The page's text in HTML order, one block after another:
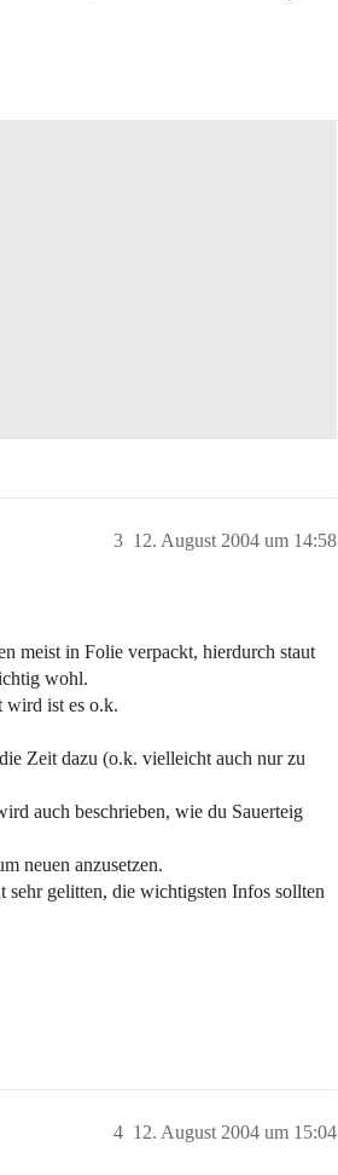
12. August 2004 um 14:58
3
meist in Folie verpackt, hierdurch staut
wohl.
wird ist es o.k.
Zeit dazu (o.k. vielleicht auch nur zu
auch beschrieben, wie du Sauerteig
neuen anzusetzen.
gelitten, die wichtigsten Infos sollten
12. August 2004 um 15:04
4